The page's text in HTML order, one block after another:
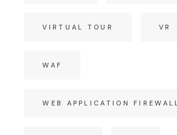
VIRTUAL TOUR VR
WAF
WEB APPLICATION FIREWALL